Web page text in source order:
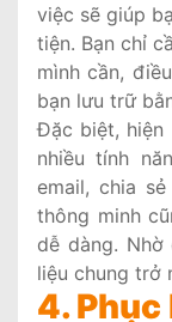
việc sẽ giúp
tiện. Bạn chỉ
mình cần,
bạn lưu trữ
Đặc biệt, hiện
nhiều tính
email, chia
thông minh
dễ dàng.
liệu chung trở
4.